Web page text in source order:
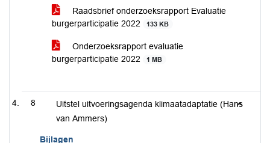
Raadsbrief onderzoeksrapport Evaluatie
burgerparticipatie 2022
133 KB
Onderzoeksrapport evaluatie
burgerparticipatie 2022
1 MB
8
Uitstel uitvoeringsagenda klimaatadaptatie (Hans
van Ammers)
Bijlagen